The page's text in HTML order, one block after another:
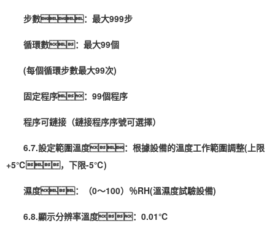
步數：最大999步
循環數：最大99個
(每個循環步數最大99次)
固定程序：99個程序
程序可鏈接（鏈接程序序號可選擇）
6.7.設定範圍溫度：根據設備的溫度工作範圍調整(上限
+5℃，下限-5℃)
濕度：（0～100）％RH(溫濕度試驗設備)
6.8.顯示分辨率溫度：0.01℃